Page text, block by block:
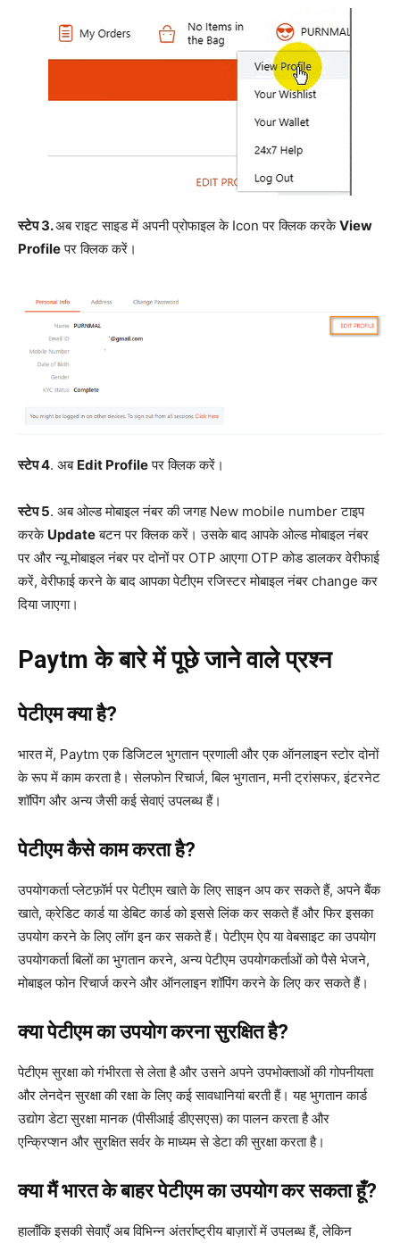
स्टेप 3.अब राइट साइड में अपनी प्रोफाइल के Icon पर क्लिक करकेView
Profileपर क्लिक करें।
स्टेप 4. अब Edit Profileपर क्लिक करें।
स्टेप 5. अब ओल्ड मोबाइल नंबर की जगह New mobile number टाइप
करके Updateबटन पर क्लिक करें। उसके बाद आपके ओल्ड मोबाइल नंबर
पर और न्यू मोबाइल नंबर पर दोनों पर OTP आएगा OTP कोड डालकर वेरीफाई
करें, वेरीफाई करने के बाद आपका पेटीएम रजिस्टर मोबाइल नंबर change कर
दिया जाएगा।
Paytm के बारे में पूछे जाने वाले प्रश्न
पेटीएम क्या है?
भारत में, Paytm एक डिजिटल भुगतान प्रणाली और एक ऑनलाइन स्टोर दोनों
के रूप में काम करता है। सेलफोन रिचार्ज, बिल भुगतान, मनी ट्रांसफर, इंटरनेट
शॉपिंग और अन्य जैसी कई सेवाएं उपलब्ध हैं।
पेटीएम कैसे काम करता है?
उपयोगकर्ता प्लेटफ़ॉर्म पर पेटीएम खाते के लिए साइन अप कर सकते हैं, अपने बैंक
खाते, क्रेडिट कार्ड या डेबिट कार्ड को इससे लिंक कर सकते हैं और फिर इसका
उपयोग करने के लिए लॉग इन कर सकते हैं। पेटीएम ऐप या वेबसाइट का उपयोग
उपयोगकर्ता बिलों का भुगतान करने, अन्य पेटीएम उपयोगकर्ताओं को पैसे भेजने,
मोबाइल फोन रिचार्ज करने और ऑनलाइन शॉपिंग करने के लिए कर सकते हैं।
क्या पेटीएम का उपयोग करना सुरक्षित है?
पेटीएम सुरक्षा को गंभीरता से लेता है और उसने अपने उपभोक्ताओं की गोपनीयता
और लेनदेन सुरक्षा की रक्षा के लिए कई सावधानियां बरती हैं। यह भुगतान कार्ड
उद्योग डेटा सुरक्षा मानक (पीसीआई डीएसएस) का पालन करता है और
एन्क्रिप्शन और सुरक्षित सर्वर के माध्यम से डेटा की सुरक्षा करता है।
क्या मैं भारत के बाहर पेटीएम का उपयोग कर सकता हूँ?
हालाँकि इसकी सेवाएँ अब विभिन्न अंतर्राष्ट्रीय बाज़ारों में उपलब्ध हैं, लेकिन